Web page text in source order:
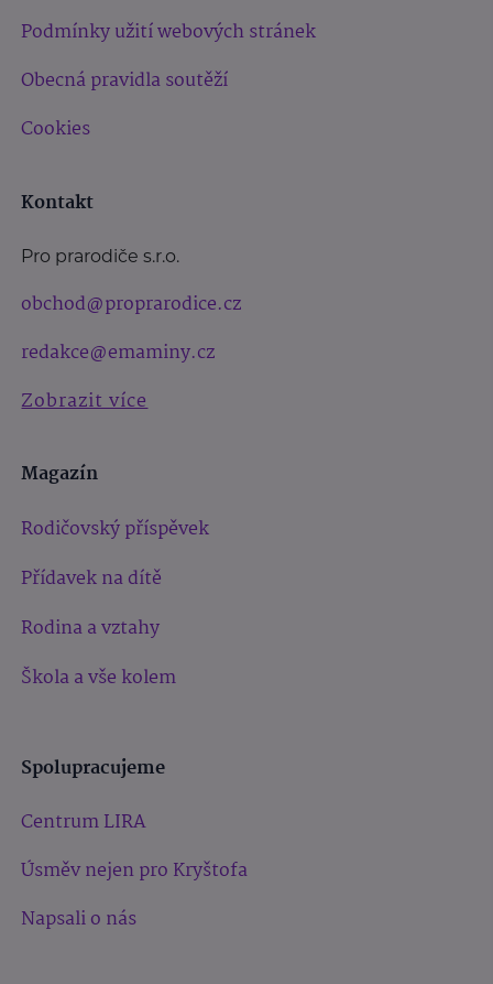
Podmínky užití webových stránek
Obecná pravidla soutěží
Cookies
Kontakt
Pro prarodiče s.r.o.
obchod@proprarodice.cz
redakce@emaminy.cz
Zobrazit více
Magazín
Rodičovský příspěvek
Přídavek na dítě
Rodina a vztahy
Škola a vše kolem
Spolupracujeme
Centrum LIRA
Úsměv nejen pro Kryštofa
Napsali o nás